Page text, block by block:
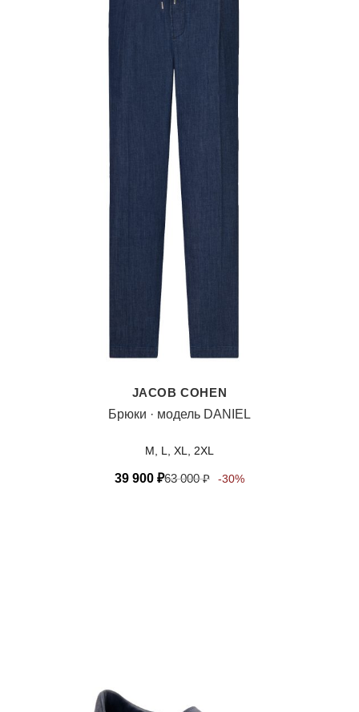
JACOB COHEN
Брюки · модель DANIEL
M, L, XL, 2XL
39 900 ₽63 000₽ -30%